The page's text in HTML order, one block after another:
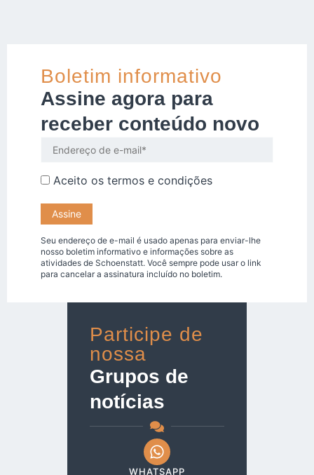
Boletim informativo
Assine agora para
receber conteúdo novo
Aceito os termos e condições
Seu endereço de e-mail é usado apenas para enviar-lhe
nosso boletim informativo e informações sobre as
atividades de Schoenstatt. Você sempre pode usar o link
para cancelar a assinatura incluído no boletim.
Participe de
nossa
Grupos de
notícias
WHATSAPP